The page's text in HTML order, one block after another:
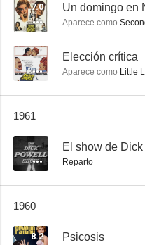
Un domingo en Nueva York
7.0
La máscara del terror
7.0 Un domingo en
Aparece como Second
-- Elección crítica
Aparece como Little
1961
-- El show de
Reparto
1960
8.2 Psicosis